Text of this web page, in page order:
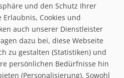
3 - total: 11 km
und den Schutz Ihrer
Cookies und
auch unserer Dienstleister
dazu bei, diese Webseite
zu gestalten (Statistiken) und
persönlichen Bedürfnisse hin
(Personalisierung). Sowohl